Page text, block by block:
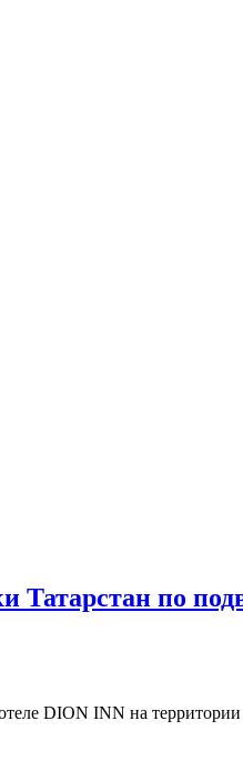
Татарстан по
DION INN на территории